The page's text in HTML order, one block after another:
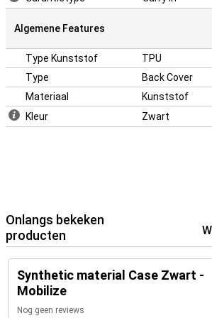
Algemene Features
Type Kunststof
TPU
Type
Back Cover
Materiaal
Kunststof
Kleur
Zwart
Onlangs bekeken
producten
Synthetic material Case Zwart -
Mobilize
Nog geen reviews